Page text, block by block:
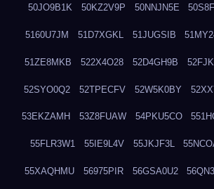
50JO9B1K 50KZ2V9P 50NNJN5E
5160U7JM 51D7XGKL 51JUGSIB
51ZE8MKB 522X4O28 52D4GH9B
52SYO0Q2 52TPECFV 52W5K0BY
53EKZAMH 53Z8FUAW 54PKU5CO
55FLR3W1 55IE9L4V 55JKJF3L
55XAQHMU 56975PIR 56GSA0U2